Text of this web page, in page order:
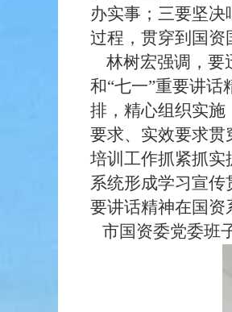
办实事；三要坚
过程，贯穿到国资
林树宏强调，要
和“七一”重要讲
排，精心组织实施
要求、实效要求贯
培训工作抓紧抓实
系统形成学习宣
要讲话精神在国资
市国资委党委班